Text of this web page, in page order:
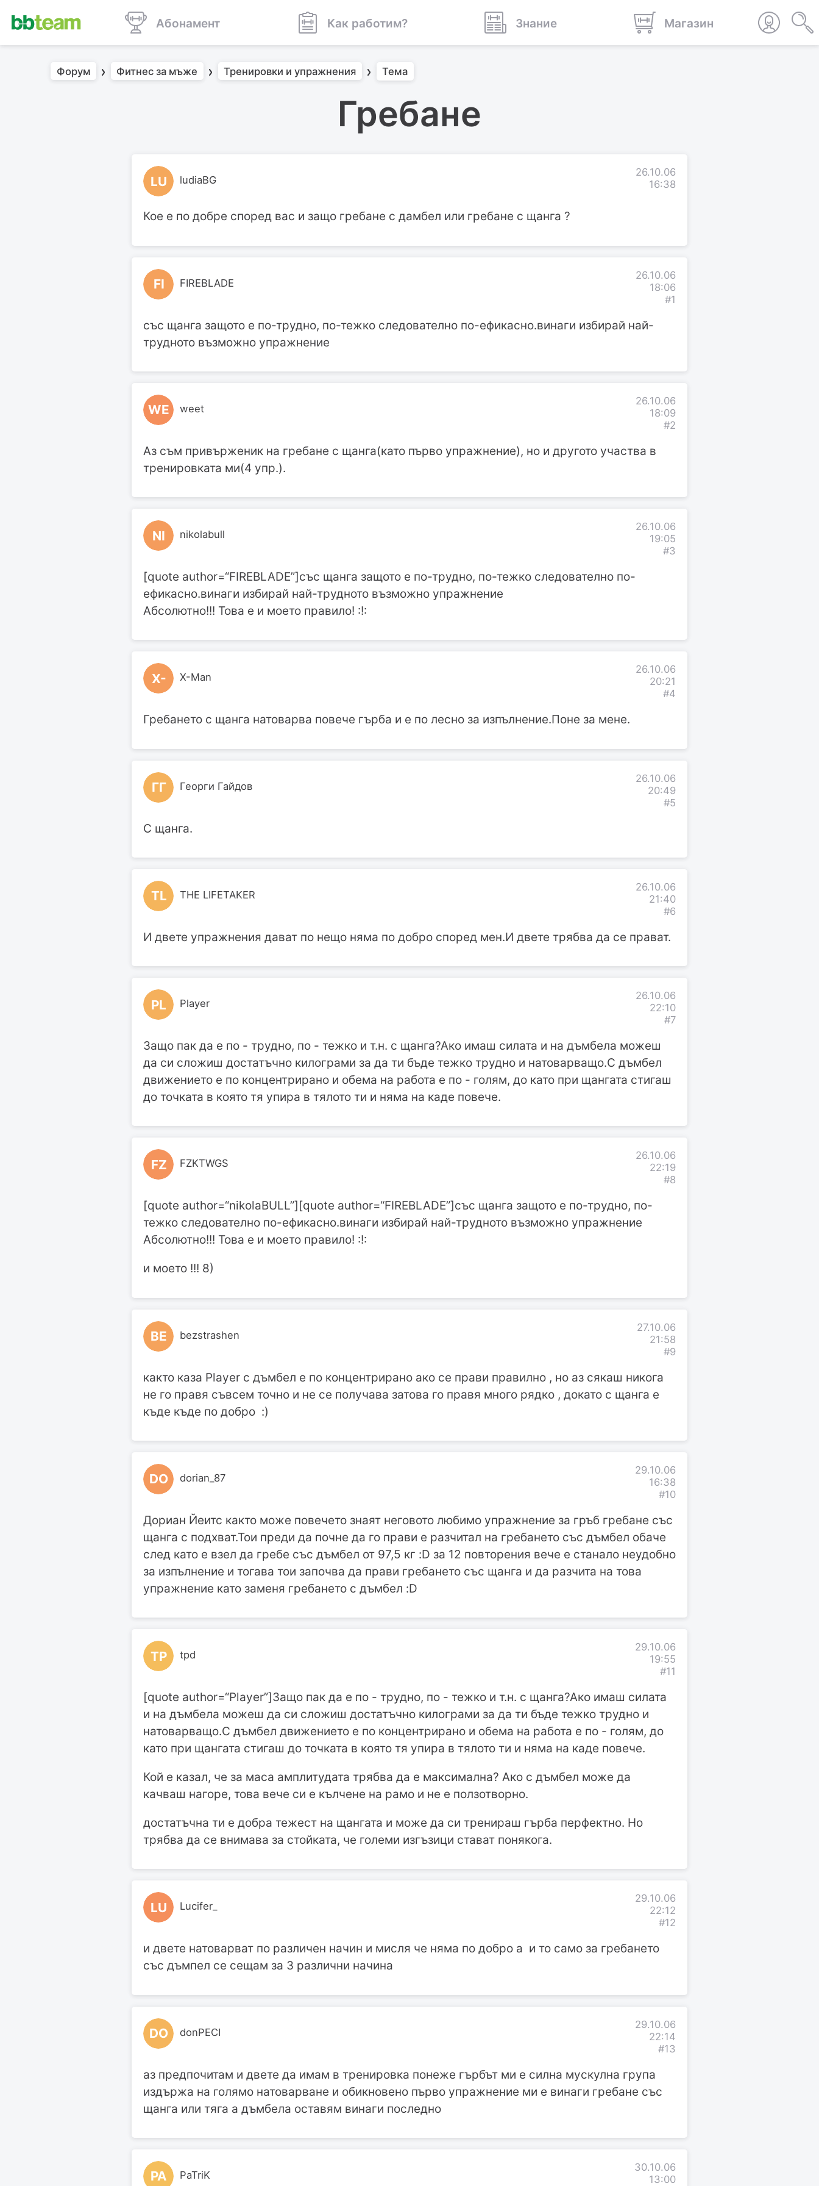
Абонамент Как работим? Знание Магазин
Форум Фитнес за мъже Тренировки и упражнения Тема
Гребане
LU ludiaBG
26.10.06
16:38
Кое е по добре според вас и защо гребане с дамбел или гребане с щанга ?
FI FIREBLADE
26.10.06
18:06
#1
със щанга защото е по-трудно, по-тежко следователно по-ефикасно.винаги избирай най-
трудното възможно упражнение
WE weet
26.10.06
18:09
#2
Аз съм привърженик на гребане с щанга(като първо упражнение), но и другото участва в
тренировката ми(4 упр.).
NI nikolabull
26.10.06
19:05
#3
[quote author=“FIREBLADE”]със щанга защото е по-трудно, по-тежко следователно по-
ефикасно.винаги избирай най-трудното възможно упражнение
Абсолютно!!! Това е и моето правило! :!:
X- X-Man
26.10.06
20:21
#4
Гребането с щанга натоварва повече гърба и е по лесно за изпълнение.Поне за мене.
ГГ Георги Гайдов
26.10.06
20:49
#5
С щанга.
TL THE LIFETAKER
26.10.06
21:40
#6
И двете упражнения дават по нещо няма по добро според мен.И двете трябва да се прават.
PL Player
26.10.06
22:10
#7
Защо пак да е по - трудно, по - тежко и т.н. с щанга?Ако имаш силата и на дъмбела можеш
да си сложиш достатъчно килограми за да ти бъде тежко трудно и натоварващо.С дъмбел
движението е по концентрирано и обема на работа е по - голям, до като при щангата стигаш
до точката в която тя упира в тялото ти и няма на каде повече.
FZ FZKTWGS
26.10.06
22:19
#8
[quote author=“nikolaBULL”][quote author=“FIREBLADE”]със щанга защото е по-трудно, по-
тежко следователно по-ефикасно.винаги избирай най-трудното възможно упражнение
Абсолютно!!! Това е и моето правило! :!:
и моето !!! 8)
BE bezstrashen
27.10.06
21:58
#9
както каза Player с дъмбел е по концентрирано ако се прави правилно , но аз сякаш никога
не го правя съвсем точно и не се получава затова го правя много рядко , докато с щанга е
къде къде по добро :)
DO dorian_87
29.10.06
16:38
#10
Дориан Йеитс както може повечето знаят неговото любимо упражнение за гръб гребане със
щанга с подхват.Тои преди да почне да го прави е разчитал на гребането със дъмбел обаче
след като е взел да гребе със дъмбел от 97,5 кг :D за 12 повторения вече е станало неудобно
за изпълнение и тогава тои започва да прави гребането със щанга и да разчита на това
упражнение като заменя гребането с дъмбел :D
TP tpd
29.10.06
19:55
#11
[quote author=“Player”]Защо пак да е по - трудно, по - тежко и т.н. с щанга?Ако имаш силата
и на дъмбела можеш да си сложиш достатъчно килограми за да ти бъде тежко трудно и
натоварващо.С дъмбел движението е по концентрирано и обема на работа е по - голям, до
като при щангата стигаш до точката в която тя упира в тялото ти и няма на каде повече.
Кой е казал, че за маса амплитудата трябва да е максимална? Ако с дъмбел може да
качваш нагоре, това вече си е кълчене на рамо и не е ползотворно.
достатъчна ти е добра тежест на щангата и може да си тренираш гърба перфектно. Но
трябва да се внимава за стойката, че големи изгъзици стават понякога.
LU Lucifer_
29.10.06
22:12
#12
и двете натоварват по различен начин и мисля че няма по добро а и то само за гребането
със дъмпел се сещам за 3 различни начина
DO donPECI
29.10.06
22:14
#13
аз предпочитам и двете да имам в тренировка понеже гърбът ми е силна мускулна група
издържа на голямо натоварване и обикновено първо упражнение ми е винаги гребане със
щанга или тяга а дъмбела оставям винаги последно
PA PaTriK
30.10.06
13:00